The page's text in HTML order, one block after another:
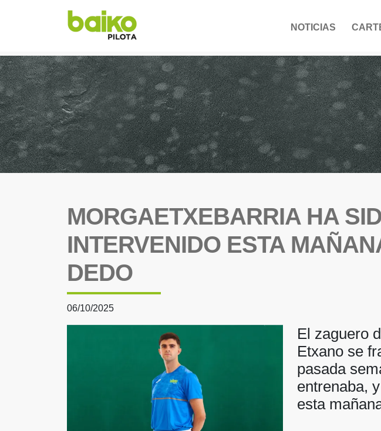
NOTICIAS
MORGAETXEBARRIA HA
INTERVENIDO ESTA
DEDO
06/10/2025
El zaguero
Etxano se
pasada
entrenaba,
esta